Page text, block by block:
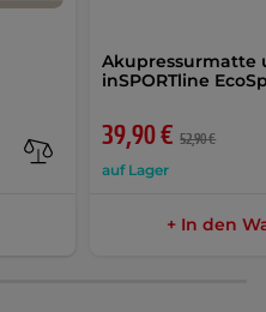
Akupressurmatte
inSPORTline
39,90 € 52,90 €
auf Lager
+ In den